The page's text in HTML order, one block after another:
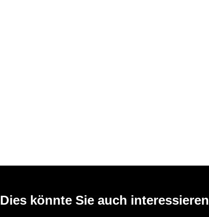
Dies könnte Sie auch interessieren